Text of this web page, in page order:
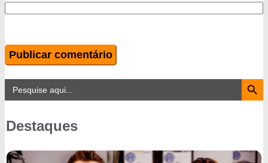
Search
for:
Search Button
Destaques